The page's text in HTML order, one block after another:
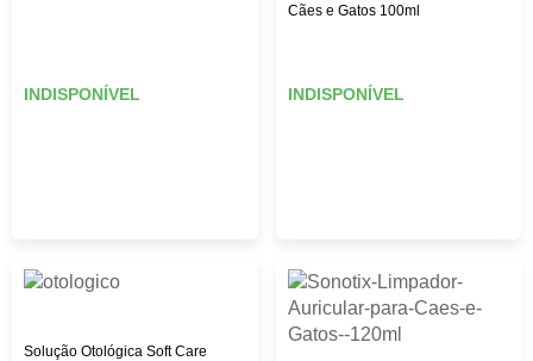
INDISPONÍVEL
Cães e Gatos 100ml
INDISPONÍVEL
Solução Otológica Soft Care